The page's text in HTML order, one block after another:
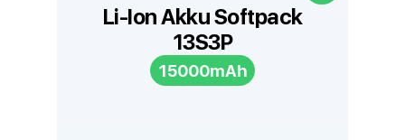
Li-Ion Akku Softpack
13S3P
15000mAh